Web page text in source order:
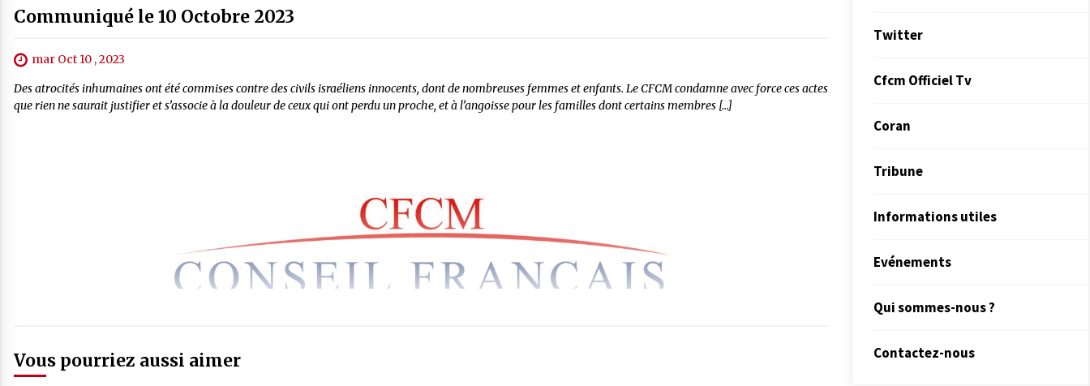
Communiqué le 10 Octobre 2023
mar Oct 10 , 2023
Des atrocités inhumaines ont été commises contre des civils israéliens innocents, dont de nombreuses femmes et enfants. Le CFCM condamne avec force ces actes
que rien ne saurait justifier et s’associe à la douleur de ceux qui ont perdu un proche, et à l’angoisse pour les familles dont certains membres […]
Vous pourriez aussi aimer
Twitter
Cfcm Officiel Tv
Coran
Tribune
Informations utiles
Evénements
Qui sommes-nous ?
Contactez-nous